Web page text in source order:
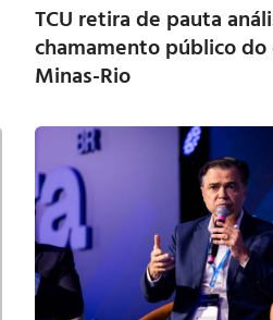
TCU retira de pauta
chamamento público
Minas-Rio